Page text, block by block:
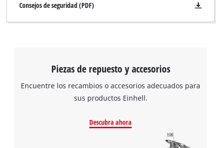
Consejos de seguridad (PDF)
Piezas de repuesto y accesorios
Encuentre los recambios o accesorios adecuados para
sus productos Einhell.
Descubra ahora